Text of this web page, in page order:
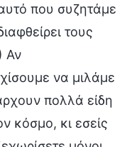
που συζητάμε
τους
Αν
να μιλάμε
πολλά είδη
κόσμο, κι εσείς